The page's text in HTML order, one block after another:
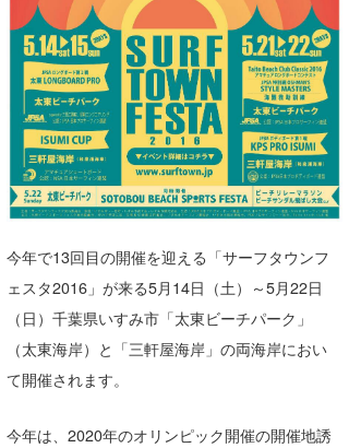
今年で13回目の開催を迎える「サーフタウンフ
ェスタ2016」が来る5月14日（土）～5月22日
（日）千葉県いすみ市「太東ビーチパーク」
（太東海岸）と「三軒屋海岸」の両海岸におい
て開催されます。
今年は、2020年のオリンピック開催の開催地誘
千葉北
伊豆
千葉南
大阪
四国
沖縄
その他
ルール＆How to
VOTE!
サーファーズ
ライター/寄稿メディア